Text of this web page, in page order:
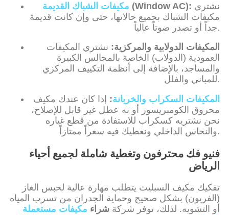
مكيفات الشباك القديمة (Window AC):
مكيفات الشباك بجميع حالاتها، حتى وإن كانت قديمة
جداً أو تصدر صوتاً عالياً.
المكيفات الدولابية والمركزية: نشتري المكيفات
العمودية (الدولاب) الخاصة بالمجالس الكبيرة
والمساجد، بالإضافة إلى أنظمة التكييف المركزي
للمباني والفلل.
المكيفات السكراب والخربانة: إذا كان عندك مكيف
محروق الكومبريسور أو به عطل غير قابل للإصلاح،
نحن نشتريه كسكراب للاستفادة من قطع غياره
والنحاس الداخلي ونعطيك فيه سعراً ممتازاً.
فنيو فك محترفون وتغطية شاملة لجميع أحياء
الرياض
تفكيك مكيف السبليت يتطلب مهارة عالية لحبس الغاز
(الفريون) بشكل صحيح وحماية الجدران من تسرب المياه
أو التشويه. لذلك، توفر شركة شراء مكيفات مستعملة